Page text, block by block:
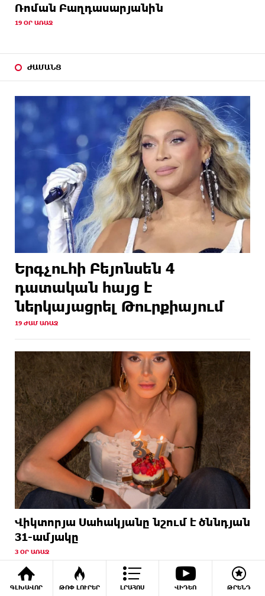
ԳԼԽԱՎՈՐ ԹՈՓ ԼՈՒՐԵՐ ԼՐԱՀՈՍ ՎԻԴԵՈ ԹՐԵՆԴ
Ռոման Բաղդասարյանին
19 ՕՐ ԱՌԱՋ
ԺԱՄԱՆՑ
Երգչուհի Բեյոնսեն ​​4
դատական հայց է
ներկայացրել Թուրքիայում
19 ԺԱՄ ԱՌԱՋ
Վիկտորյա Սահակյանը նշում է ծննդյան
31-ամյակը
3 ՕՐ ԱՌԱՋ